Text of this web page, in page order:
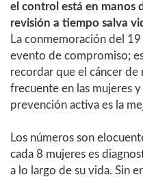
el control está en manos
revisión a tiempo salva
La conmemoración del
evento de compromiso;
recordar que el cáncer de
frecuente en las mujeres
prevención activa es la
Los números son
cada 8 mujeres es
a lo largo de su vida. Sin